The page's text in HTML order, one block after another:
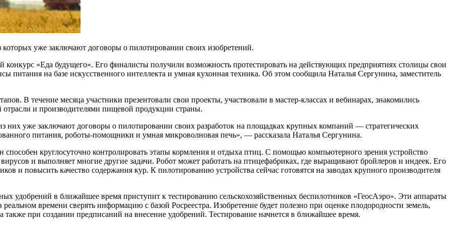
уже заключают договоры о пилотировании своих изобретений.
«Еда будущего». Его финалисты получили возможность протестировать на действующих предприятиях столицы свои
питания на базе искусственного интеллекта и умная кухонная техника. Об этом сообщила Наталья Сергунина, заместитель
В течение месяца участники презентовали свои проекты, участвовали в мастер-классах и вебинарах, знакомились
отрасли и производителями пищевой продукции страны.
уже заключают договоры о пилотировании своих разработок на площадках крупных компаний — стратегических
питания, роботы-помощники и умная микроволновая печь», — рассказала Наталья Сергунина.
круглосуточно контролировать этапы кормления и отдыха птиц. С помощью компьютерного зрения устройство
и выполняет многие другие задачи. Робот может работать на птицефабриках, где выращивают бройлеров и индеек. Его
и повысить качество содержания кур. К пилотированию устройства сейчас готовятся на заводах крупного производителя
удобрений в ближайшее время приступит к тестированию сельскохозяйственных беспилотников «ГеосАэро». Эти аппараты
времени сверять информацию с базой Росреестра. Изобретение будет полезно при оценке плодородности земель,
также при создании предписаний на внесение удобрений. Тестирование начнется в ближайшее время.